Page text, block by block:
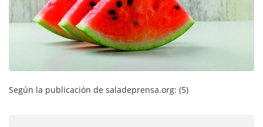
Según la publicación de saladeprensa.org: (5)